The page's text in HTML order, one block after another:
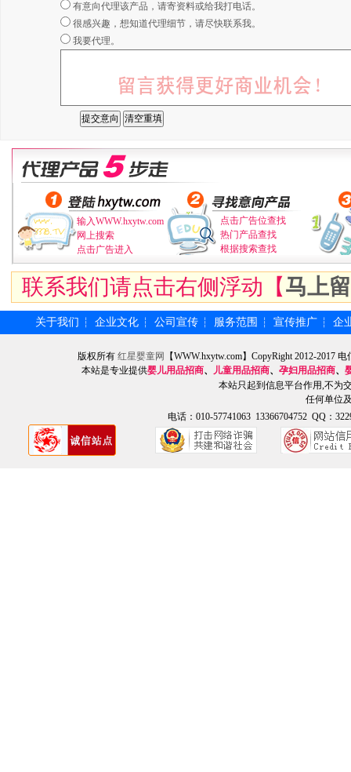
有意向代理该产品，请寄资料或给我打电话。
很感兴趣，想知道代理细节，请尽快联系我。
我要代理。
输入WWW.hxytw.com
网上搜索
点击广告进入
点击广告位查找
热门产品查找
根据搜索查找
联系我们请点击右侧浮动【马上
关于我们 ┆ 企业文化 ┆ 公司宣传 ┆ 服务范围 ┆ 宣传推广 ┆ 企
版权所有 红星婴童网
【WWW.hxytw.com】CopyRight 2012-2017
本站是专业提供婴儿用品招商、 儿童用品招商、 孕妇用品招商、
本站只起到信息平台作用,不为
任何单位
电话：010-57741063 13366704752 QQ：